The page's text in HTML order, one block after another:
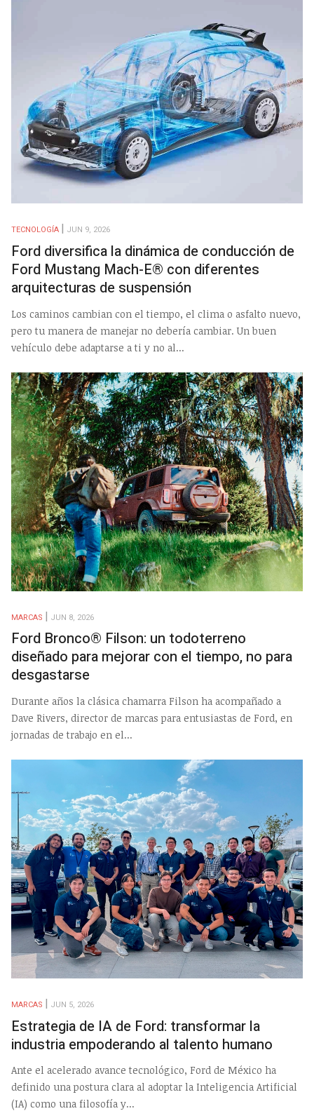
TECNOLOGÍA JUN 9, 2026
Ford diversifica la dinámica de conducción de
Ford Mustang Mach-E® con diferentes
arquitecturas de suspensión
Los caminos cambian con el tiempo, el clima o asfalto nuevo,
pero tu manera de manejar no debería cambiar. Un buen
vehículo debe adaptarse a ti y no al...
MARCAS JUN 8, 2026
Ford Bronco® Filson: un todoterreno
diseñado para mejorar con el tiempo, no para
desgastarse
Durante años la clásica chamarra Filson ha acompañado a
Dave Rivers, director de marcas para entusiastas de Ford, en
jornadas de trabajo en el...
MARCAS JUN 5, 2026
Estrategia de IA de Ford: transformar la
industria empoderando al talento humano
Ante el acelerado avance tecnológico, Ford de México ha
definido una postura clara al adoptar la Inteligencia Artificial
(IA) como una filosofía y...